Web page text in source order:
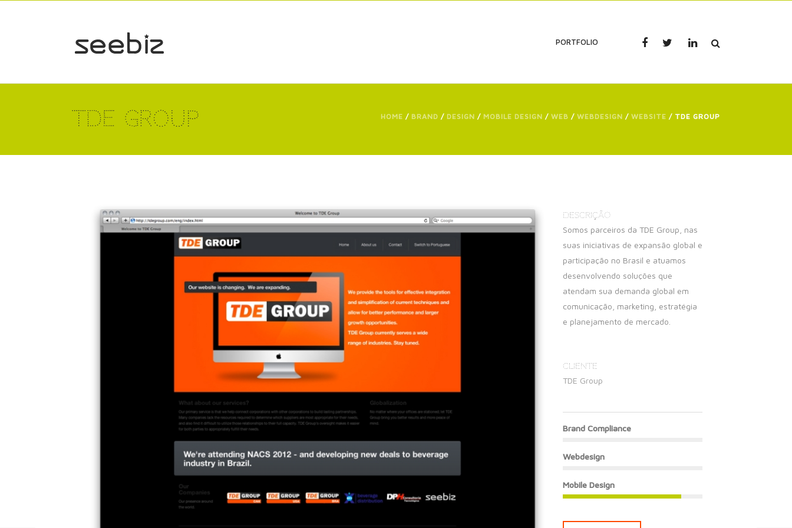
PORTFOLIO
TDE Group HOME / BRAND / DESIGN / MOBILE DESIGN / WEB / WEBDESIGN / WEBSITE / TDE GROUP
DESCRIÇÃO
Somos parceiros da TDE Group, nas
suas iniciativas de expansão global e
participação no Brasil e atuamos
desenvolvendo soluções que
atendam sua demanda global em
comunicação, marketing, estratégia
e planejamento de mercado.
CLIENTE
TDE Group
Brand Compliance
Webdesign
Mobile Design